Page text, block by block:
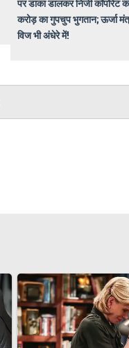
पर डाका डालकर निजी कॉर्पोरेट
करोड़ का गुपचुप भुगतान; ऊर्जा
विज भी अंधेरे में!